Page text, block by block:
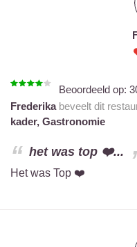
Beoordeeld op:
Frederikabeveelt dit
kader, Gastronomie
het was top ❤️...
Het was Top ❤️